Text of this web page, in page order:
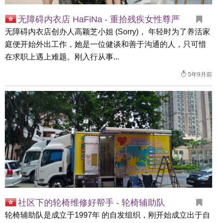
无障碍内衣店 HaFiNa - 重拾残疾女性尊严
无障碍内衣店创办人高颖芝小姐 (Sorry)， 年轻时为了养活家
庭便开始外出工作，她是一位健谈和善于沟通的人，只可惜
在求职上遇上难题。刚入行从事...
5年9月前
社区下的轮椅维修好帮手 - 轮椅辅助队
轮椅辅助队是成立于1997年 的自发组织，刚开始成立出于自